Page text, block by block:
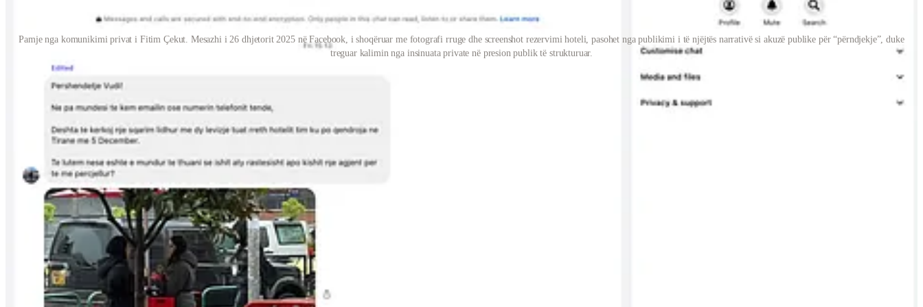
Pamje nga komunikimi privat i Fitim Çekut. Mesazhi i 26 dhjetorit 2025 në Facebook, i shoqëruar me fotografi rruge dhe screenshot rezervimi hoteli, pasohet nga publikimi i të njëjtës narrativë si akuzë publike për “përndjekje”, duke
treguar kalimin nga insinuata private në presion publik të strukturuar.
“Surveillance as Threat: How Grenell’s Circle Turned Scrutiny Into Coercion” ku përshkruhej kronologjia e këtyre ngjarjeve dhe mekanizmi i përmbysjes
teknikë e njohur në operacione ndikimi ku vëzhgimi i pushtetit kthehet në akuzë ndaj atij që pyet, duke e bërë gazetarin të duket si kërcënim. Në të njëjtin shkrim u përshkrua edhe konteksti ku figura lokale të
lidhura me Grenell kishin përdorur talljen si instrument për ta delegjitimuar pyetjen, dhe ku një kontakt privat i Çekut tentonte ta ndërtonte një regjistër ku unë shfaqesha si vëzhgues dhe jo si reporter.
Pak minuta më pas Çeku e zhvendosi të njëjtën narrativë nga mesazhi privat në hapësirën publike.
Në një postim në Facebook të datës 27 dhjetor ai shkroi
“Vudi Xhymshiti, bashkëpunëtori i Jack Smith dhe Hages po më përndjek.”
Ai u drejtua me “Të dashur miq” dhe pretendoi se disa ditë më parë, ndërsa udhëtonte drejt një shteti evropian, ishte ndalur një natë në Tiranë dhe rreth hotelit ku qëndronte kishte vërejtur “lëvizje të dyshimta” të
një makine “me targa angleze.”
Më tej ai shkroi
“Sipas hulumtimeve dhe verifikimeve, makina rezulton të jetë e Vudi Xhymshit, i cili me siguri më ka vëzhguar në mënyrë të paligjshme.”
Çeku e lidhi këtë pretendim me një sulm më të gjerë, duke shkruar se Xhymshiti “ka kohë që më sulmon me raporte të rreme” dhe se Xhymshiti “mbron Jack Smith dhe Hagen.”
Në të njëjtin postim ai bëri thirrje publike që unë të deklaroja se prania e automjetit pranë hotelit ishte e “rastësishme” dhe ngriti një pyetje sugjestive